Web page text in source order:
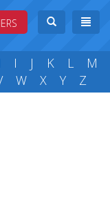
I J K L
M
W X Y Z